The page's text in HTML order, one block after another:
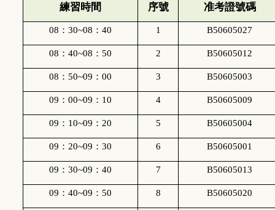
練習時間 序號 准考證號碼
08 ： 30~08 ： 40 1 B50605027
08 ： 40~08 ： 50 2 B50605012
08 ： 50~09 ： 00 3 B50605003
09 ： 00~09 ： 10 4 B50605009
09 ： 10~09 ： 20 5 B50605004
09 ： 20~09 ： 30 6 B50605001
09 ： 30~09 ： 40 7 B50605013
09 ： 40~09 ： 50 8 B50605020